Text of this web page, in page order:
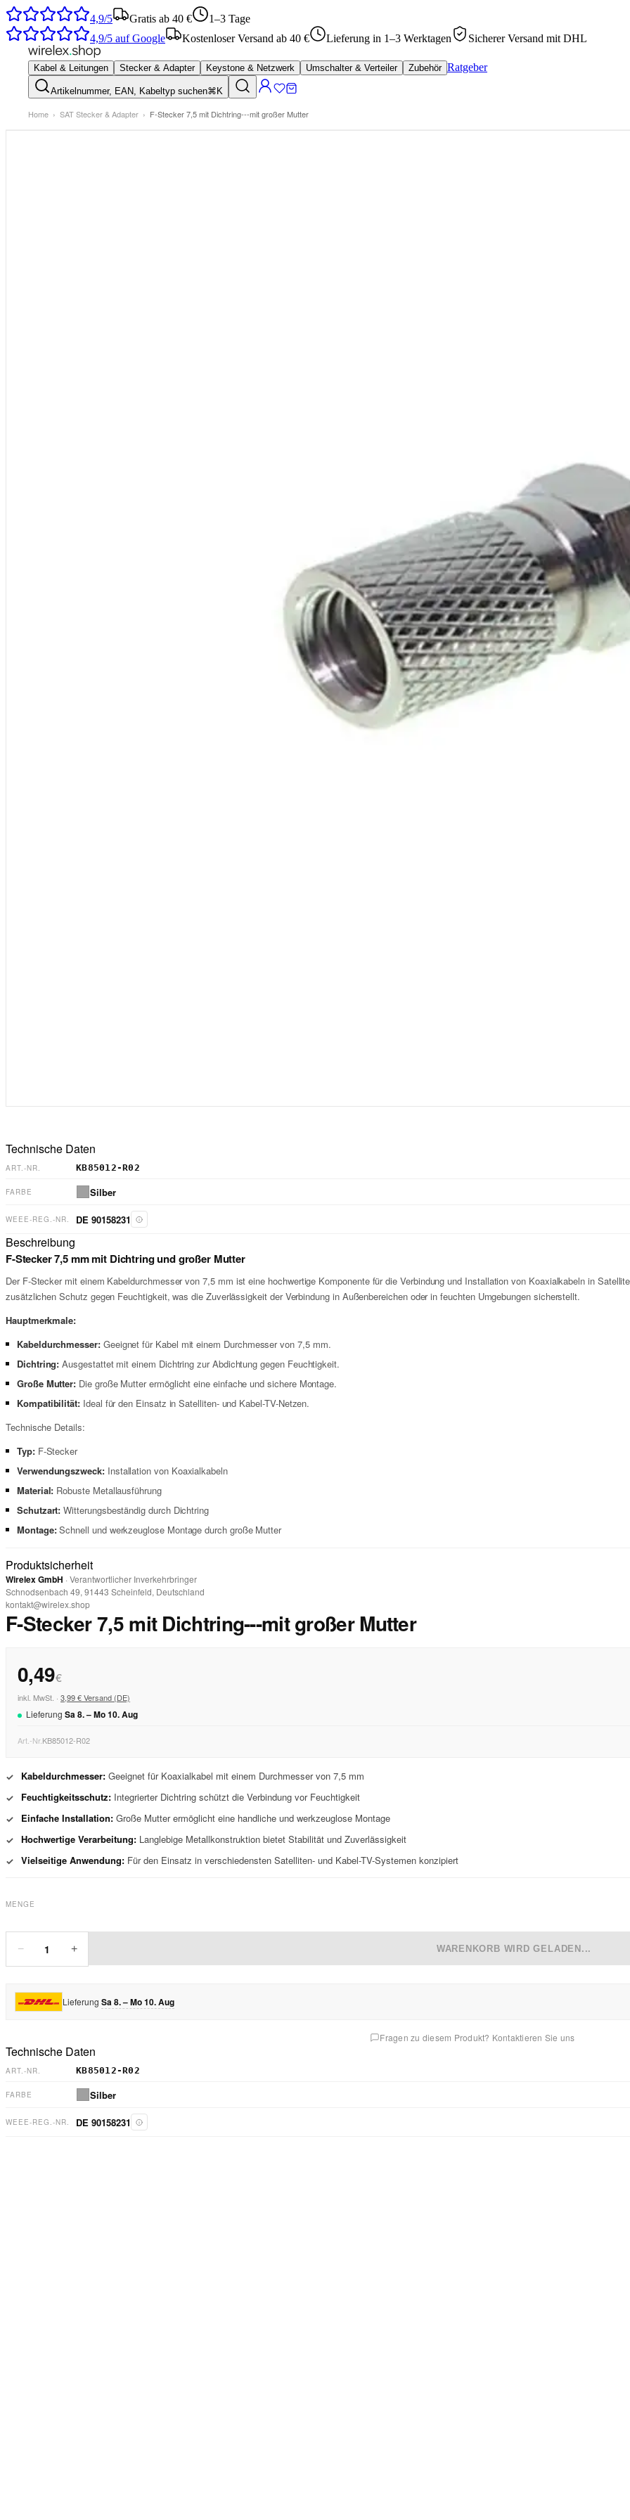
4,9/5 Gratis ab 40 €
1–3 Tage
4,9/5 auf Google Kostenloser Versand ab 40 € Lieferung in 1–3 Werktagen Sicherer Versand mit DHL
Kabel & Leitungen Stecker & Adapter Keystone & Netzwerk Umschalter & Verteiler Zubehör Ratgeber
Artikelnummer, EAN, Kabeltyp suchen⌘K
Home › SAT Stecker & Adapter › F-Stecker 7,5 mit Dichtring---mit großer Mutter
Technische Daten
ART.-NR. KB85012-R02
FARBE Silber
WEEE-REG.-NR. DE 90158231
Beschreibung
F-Stecker 7,5 mm mit Dichtring und großer Mutter
Der F-Stecker mit einem Kabeldurchmesser von 7,5 mm ist eine hochwertige Komponente für die Verbindung und Installation von Koaxialkabeln in
zusätzlichen Schutz gegen Feuchtigkeit, was die Zuverlässigkeit der Verbindung in Außenbereichen oder in feuchten Umgebungen sicherstellt.
Hauptmerkmale:
Kabeldurchmesser:Geeignet für Kabel mit einem Durchmesser von 7,5 mm.
Dichtring: Ausgestattet mit einem Dichtring zur Abdichtung gegen Feuchtigkeit.
Große Mutter: Die große Mutter ermöglicht eine einfache und sichere Montage.
Kompatibilität: Ideal für den Einsatz in Satelliten- und Kabel-TV-Netzen.
Technische Details:
Typ:F-Stecker
Verwendungszweck:Installation von Koaxialkabeln
Material: Robuste Metallausführung
Schutzart: Witterungsbeständig durch Dichtring
Montage:Schnell und werkzeuglose Montage durch große Mutter
Produktsicherheit
Wirelex GmbH · Verantwortlicher Inverkehrbringer
Schnodsenbach 49, 91443 Scheinfeld, Deutschland
kontakt@wirelex.shop
F-Stecker 7,5 mit Dichtring---mit großer Mutter
0,49€
inkl. MwSt. · 3,99 € Versand (DE)
Lieferung Sa8. –Mo10.Aug
Art.-Nr.KB85012-R02
✓ Kabeldurchmesser: Geeignet für Koaxialkabel mit einem Durchmesser von 7,5 mm
✓
Feuchtigkeitsschutz: Integrierter Dichtring schützt die Verbindung vor Feuchtigkeit
✓
Einfache Installation: Große Mutter ermöglicht eine handliche und werkzeuglose Montage
✓ Hochwertige Verarbeitung: Langlebige Metallkonstruktion bietet Stabilität und Zuverlässigkeit
✓ Vielseitige Anwendung: Für den Einsatz in verschiedensten Satelliten- und Kabel-TV-Systemen konzipiert
MENGE
− 1 + WARENKORB WIRD GELADEN...
Lieferung Sa 8. – Mo 10. Aug
Fragen zu diesem Produkt? Kontaktieren Sie uns
Technische Daten
ART.-NR. KB85012-R02
FARBE Silber
WEEE-REG.-NR. DE 90158231